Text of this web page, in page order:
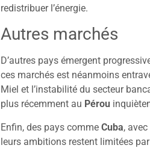
redistribuer l’énergie.
Autres marchés
D’autres pays émergent
ces marchés est néanmoins
Miel et l’instabilité du secteur
plus récemment au Pérou
Enfin, des pays comme Cuba,
leurs ambitions restent limitées